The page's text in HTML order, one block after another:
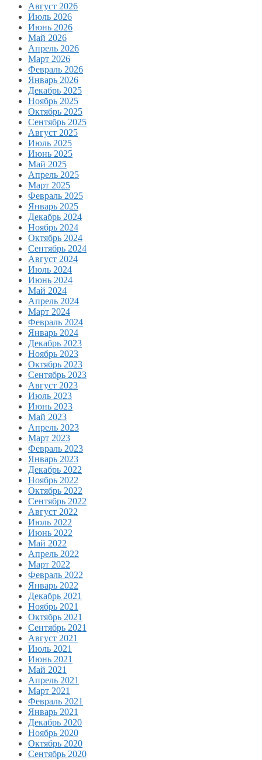
Август 2026
Июль 2026
Июнь 2026
Май 2026
Апрель 2026
Март 2026
Февраль 2026
Январь 2026
Декабрь 2025
Ноябрь 2025
Октябрь 2025
Сентябрь 2025
Август 2025
Июль 2025
Июнь 2025
Май 2025
Апрель 2025
Март 2025
Февраль 2025
Январь 2025
Декабрь 2024
Ноябрь 2024
Октябрь 2024
Сентябрь 2024
Август 2024
Июль 2024
Июнь 2024
Май 2024
Апрель 2024
Март 2024
Февраль 2024
Январь 2024
Декабрь 2023
Ноябрь 2023
Октябрь 2023
Сентябрь 2023
Август 2023
Июль 2023
Июнь 2023
Май 2023
Апрель 2023
Март 2023
Февраль 2023
Январь 2023
Декабрь 2022
Ноябрь 2022
Октябрь 2022
Сентябрь 2022
Август 2022
Июль 2022
Июнь 2022
Май 2022
Апрель 2022
Март 2022
Февраль 2022
Январь 2022
Декабрь 2021
Ноябрь 2021
Октябрь 2021
Сентябрь 2021
Август 2021
Июль 2021
Июнь 2021
Май 2021
Апрель 2021
Март 2021
Февраль 2021
Январь 2021
Декабрь 2020
Ноябрь 2020
Октябрь 2020
Сентябрь 2020